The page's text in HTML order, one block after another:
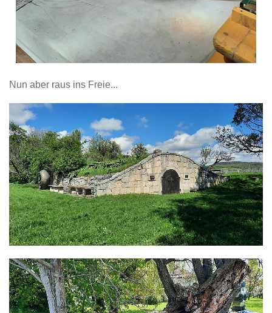
Nun aber raus ins Freie...